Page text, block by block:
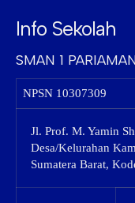
Info Sekolah
SMAN 1
NPSN 10307309
Jl. Prof. M. Yamin
Desa/Kelurahan
Sumatera Barat,